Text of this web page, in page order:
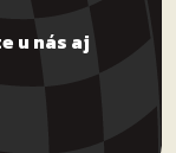
u nás aj